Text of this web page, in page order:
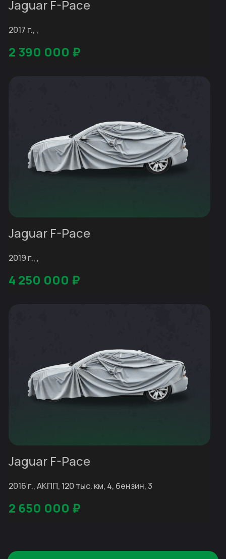
Jaguar F-Pace
2017 г., ,
2 390 000 ₽
Jaguar F-Pace
2019 г., ,
4 250 000 ₽
Jaguar F-Pace
2016 г., АКПП, 120 тыс. км, 4, бензин, 3
2 650 000 ₽